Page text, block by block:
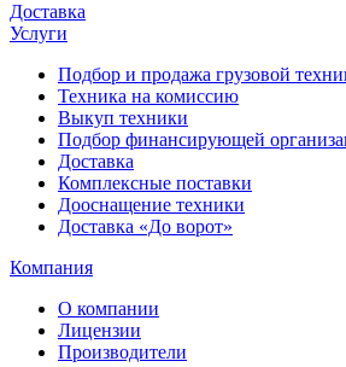
Доставка
Услуги
Подбор и продажа грузовой
Техника на комиссию
Выкуп техники
Подбор финансирующей
Доставка
Комплексные поставки
Дооснащение техники
Доставка «До ворот»
Компания
О компании
Лицензии
Производители